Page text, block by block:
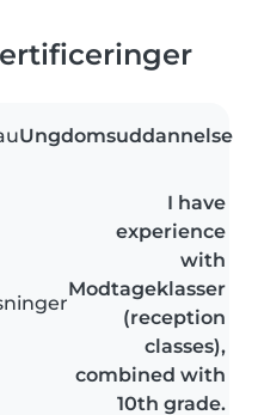
Ungdomsuddannelse
I have
experience
with
Modtageklasser
(reception
classes),
combined with
10th grade.